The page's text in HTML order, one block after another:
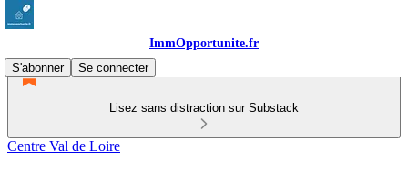
ImmOpportunite.fr
S'abonner
Se connecter
Lisez sans distraction sur Substack
Centre Val de Loire